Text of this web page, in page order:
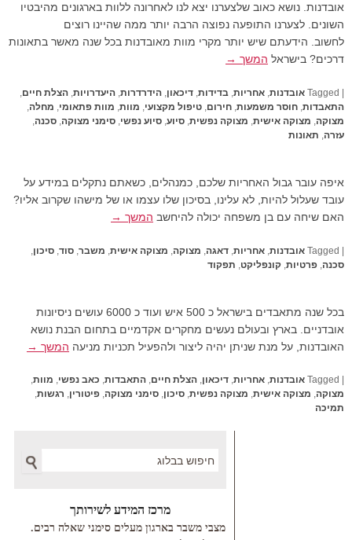
אובדנות. נושא כאוב שלצערנו יצא לנו לאחרונה ללוות בארגונים מהיבטיו
השונים. לצערנו התופעה נפוצה הרבה יותר ממה שהיינו רוצים
לחשוב. הידעתם שיש יותר מקרי מוות מאובדנות בכל שנה מאשר בתאונות
דרכים? בישראל המשך →
|
Tagged אובדנות אחריות בדידות דיכאון הידרדרות היעדרויות הצלת חיים
התאבדות חוסר משמעות חירום טיפול מקצועי מוות מוות פתאומי מחלה
מצוקה מצוקה אישית מצוקה נפשית סיוע סיוע נפשי סימני מצוקה סכנה
עזרה תאונות
איפה עובר גבול האחריות שלכם, כמנהלים, כשאתם נתקלים במידע על
עובד שעלול להיות, לא עלינו, בסיכון שלו עצמו או של מישהו שקרוב אליו?
האם שיחה עם בן משפחה יכולה להיחשב המשך →
|
Tagged אובדנות אחריות דאגה מצוקה מצוקה אישית משבר סוד סיכון
סכנה פרטיות קונפליקט תפקוד
בכל שנה מתאבדים בישראל כ 500 איש ועוד כ 6000 עושים ניסיונות
אובדניים. בארץ ובעולם נעשים מחקרים אקדמיים בתחום הבנת נושא
האובדנות, על מנת שניתן יהיה ליצור ולהפעיל תכניות מניעה המשך →
Tagged אובדנות, אחריות, דיכאון, הצלת חיים, התאבדות, כאב נפשי, מוות,
מצוקה, מצוקה אישית, מצוקה נפשית, סיכון, סימני מצוקה, פיטורין, רגשות,
תמיכה
מרכז המידע לשירותך
מצבי משבר בארגון מעלים סימני שאלה רבים.